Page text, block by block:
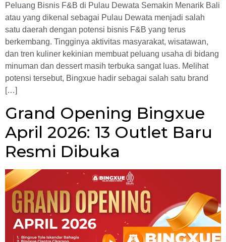
Peluang Bisnis F&B di Pulau Dewata Semakin Menarik Bali
atau yang dikenal sebagai Pulau Dewata menjadi salah
satu daerah dengan potensi bisnis F&B yang terus
berkembang. Tingginya aktivitas masyarakat, wisatawan,
dan tren kuliner kekinian membuat peluang usaha di bidang
minuman dan dessert masih terbuka sangat luas. Melihat
potensi tersebut, Bingxue hadir sebagai salah satu brand
[…]
Grand Opening Bingxue
April 2026: 13 Outlet Baru
Resmi Dibuka